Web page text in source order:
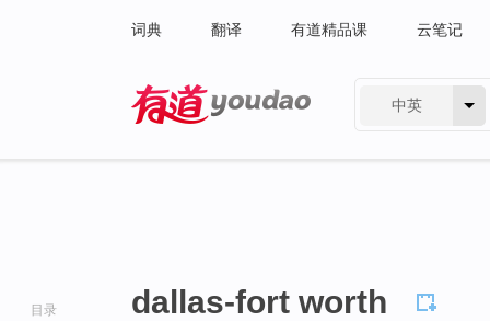
词典 翻译 有道精品课 云笔记
中英
目录 dallas-fort worth